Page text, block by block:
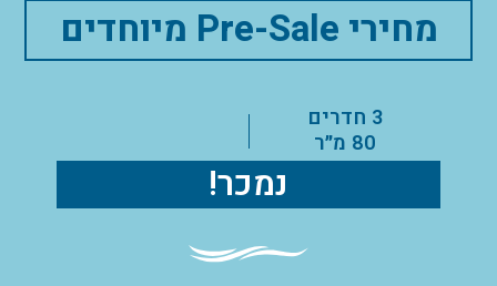
מחירי Pre-Sale מיוחדים
3 חדרים
80 מ״ר
נמכר!